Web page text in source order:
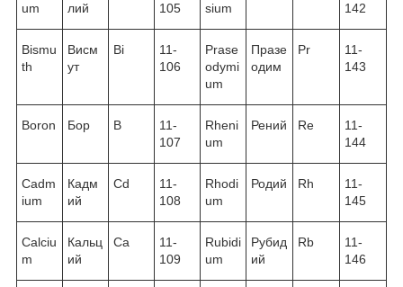
um
лий
105
sium
142
Bismu
th
Висм
ут
Bi
11-
106
Prase
odymi
um
Празе
одим
Pr
11-
143
Boron Бор B
11-
107
Rheni
um
Рений Re
11-
144
Cadm
ium
Кадм
ий
Cd
11-
108
Rhodi
um
Родий Rh
11-
145
Calciu
m
Кальц
ий
Ca
11-
109
Rubidi
um
Рубид
ий
Rb
11-
146